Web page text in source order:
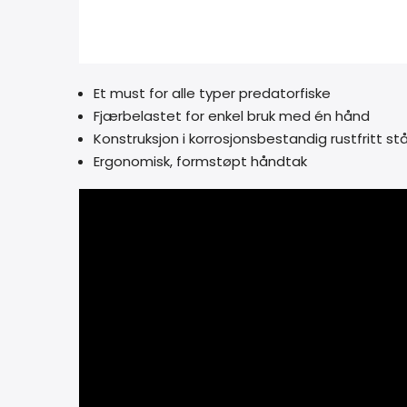
Et must for alle typer predatorfiske
Fjærbelastet for enkel bruk med én hånd
Konstruksjon i korrosjonsbestandig rustfritt
Ergonomisk, formstøpt håndtak